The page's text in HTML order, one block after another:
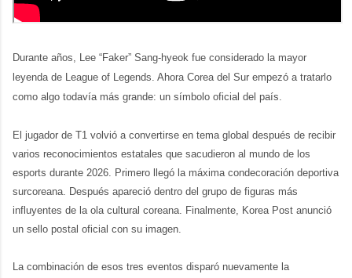
Durante años, Lee “Faker” Sang-hyeok fue considerado la mayor
leyenda de League of Legends. Ahora Corea del Sur empezó a tratarlo
como algo todavía más grande: un símbolo oficial del país.
El jugador de T1 volvió a convertirse en tema global después de recibir
varios reconocimientos estatales que sacudieron al mundo de los
esports durante 2026. Primero llegó la máxima condecoración deportiva
surcoreana. Después apareció dentro del grupo de figuras más
influyentes de la ola cultural coreana. Finalmente, Korea Post anunció
un sello postal oficial con su imagen.
La combinación de esos tres eventos disparó nuevamente la